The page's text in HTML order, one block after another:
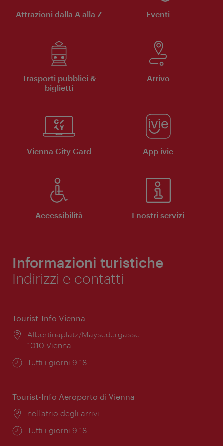
Attrazioni dalla A alla Z Eventi
Trasporti pubblici &
biglietti
Arrivo
Vienna City Card App ivie
Accessibilità I nostri servizi
Informazioni turistiche
Indirizzi e contatti
Tourist-Info Vienna
Posizione:
Albertinaplatz/Maysedergasse
1010 Vienna
Orari
Tutti i giorni 9-18
Tourist-Info Aeroporto di Vienna
Posizione:
nell’atrio degli arrivi
Orari
Tutti i giorni 9-18